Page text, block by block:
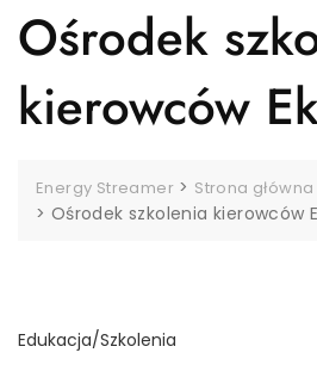
Ośrodek
kierowców
Energy Streamer > Strona główna
> Ośrodek szkolenia kierowców
Edukacja/Szkolenia